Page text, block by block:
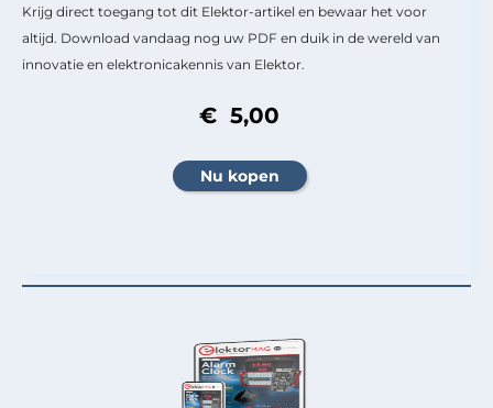
Krijg direct toegang tot dit Elektor-artikel en bewaar het voor
altijd. Download vandaag nog uw PDF en duik in de wereld van
innovatie en elektronicakennis van Elektor.
€ 5,00